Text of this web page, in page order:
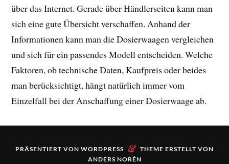
über das Internet. Gerade über Händlerseiten kann man
sich eine gute Übersicht verschaffen. Anhand der
Informationen kann man die Dosierwaagen vergleichen
und sich für ein passendes Modell entscheiden. Welche
Faktoren, ob technische Daten, Kaufpreis oder beides
man berücksichtigt, hängt natürlich immer vom
Einzelfall bei der Anschaffung einer Dosierwaage ab.
PRÄSENTIERT VON WORDPRESS & THEME ERSTELLT VON
ANDERS NORÉN